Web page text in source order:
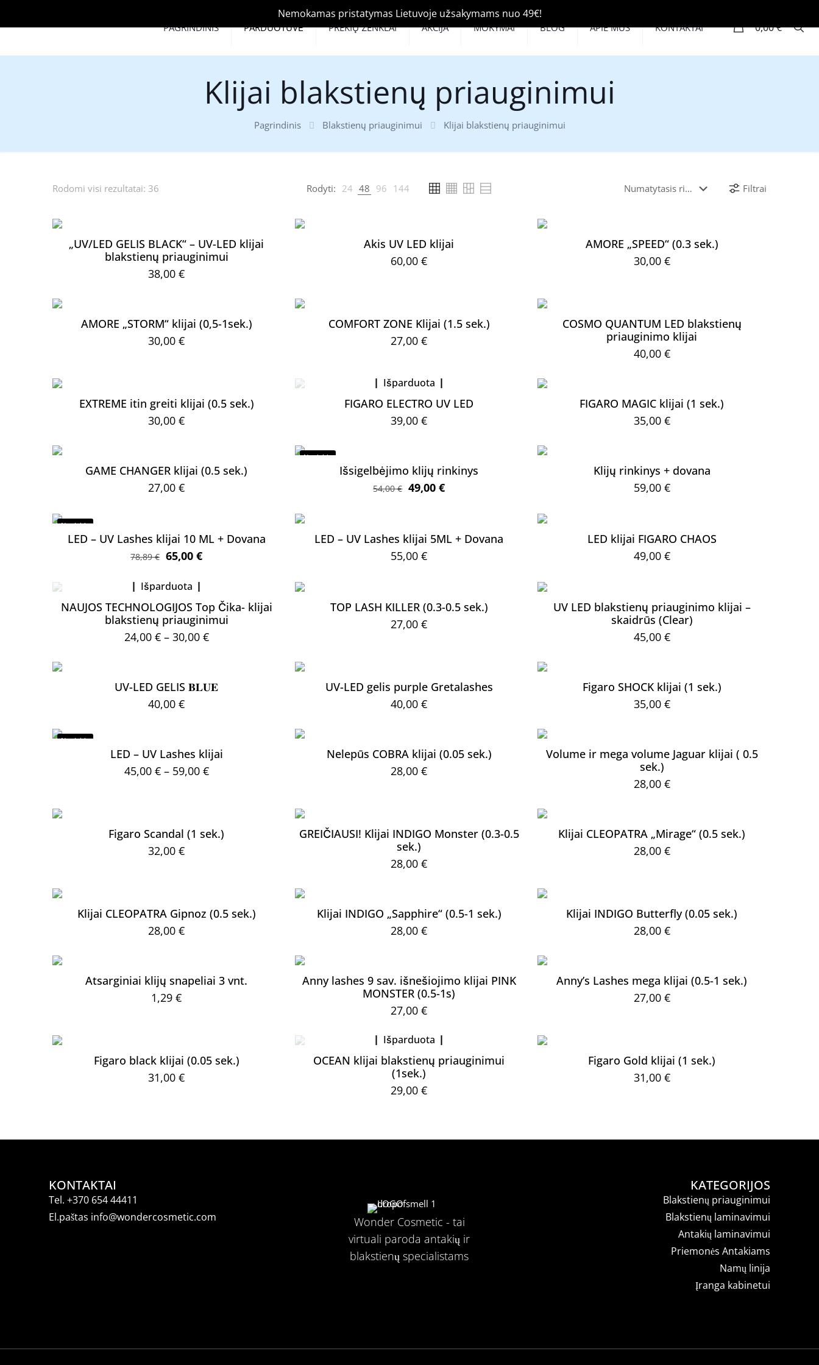
PAGRINDINIS PARDUOTUVĖ PREKIŲ ŽENKLAI AKCIJA MOKYMAI BLOG APIE MUS KONTAKTAI 0,00 €
Klijai blakstienų priauginimui
Pagrindinis Blakstienų priauginimui Klijai blakstienų priauginimui
Rodomi visi rezultatai: 36 Rodyti: 24 48 96 144 Filtrai
„UV/LED GELIS BLACK“ – UV-LED klijai
blakstienų priauginimui
38,00€
Akis UV LED klijai
60,00€
AMORE „SPEED“ (0.3 sek.)
30,00 €
AMORE „STORM“ klijai (0,5-1sek.)
30,00€
COMFORT ZONE Klijai (1.5 sek.)
27,00€
COSMO QUANTUM LED blakstienų
priauginimo klijai
40,00 €
EXTREME itin greiti klijai (0.5 sek.)
30,00€
Išparduota
FIGARO ELECTRO UV LED
39,00€
FIGARO MAGIC klijai (1 sek.)
35,00 €
GAME CHANGER klijai (0.5 sek.)
27,00€
Nuolaida
Išsigelbėjimo klijų rinkinys
54,00€ Original
54,00 €.
49,00€Current
49,00 €.
Klijų rinkinys + dovana
59,00 €
Nuolaida
LED – UV Lashes klijai 10 ML + Dovana
78,89€ Original
was:
78,89 €.
65,00€Current
65,00 €.
LED – UV Lashes klijai 5ML + Dovana
55,00€
LED klijai FIGARO CHAOS
49,00 €
Išparduota
NAUJOS TECHNOLOGIJOS Top Čika- klijai
blakstienų priauginimui
24,00 € – 30,00 €Price
through
has
multiple
options
may
on
the
TOP LASH KILLER (0.3-0.5 sek.)
27,00€
UV LED blakstienų priauginimo klijai –
skaidrūs (Clear)
45,00 €
UV-LED GELIS 𝐁𝐋𝐔𝐄
40,00€
UV-LED gelis purple Gretalashes
40,00€
Figaro SHOCK klijai (1 sek.)
35,00 €
Nuolaida
LED – UV Lashes klijai
45,00 € – 59,00 €Price
59,00 €
multiple
may
be
the
product
Nelepūs COBRA klijai (0.05 sek.)
28,00€
Volume ir mega volume Jaguar klijai ( 0.5
sek.)
28,00 €
Figaro Scandal (1 sek.)
32,00€
GREIČIAUSI! Klijai INDIGO Monster (0.3-0.5
sek.)
28,00€
Klijai CLEOPATRA „Mirage“ (0.5 sek.)
28,00 €
Klijai CLEOPATRA Gipnoz (0.5 sek.)
28,00€
Klijai INDIGO „Sapphire“ (0.5-1 sek.)
28,00€
Klijai INDIGO Butterfly (0.05 sek.)
28,00 €
Atsarginiai klijų snapeliai 3 vnt.
1,29€
Anny lashes 9 sav. išnešiojimo klijai PINK
MONSTER (0.5-1s)
27,00€
Anny’s Lashes mega klijai (0.5-1 sek.)
27,00 €
Figaro black klijai (0.05 sek.)
31,00€
Išparduota
OCEAN klijai blakstienų priauginimui
(1sek.)
29,00€
Figaro Gold klijai (1 sek.)
31,00 €
KONTAKTAI
Tel. +370 654 44411
El.paštas info@wondercosmetic.com
Wonder Cosmetic - tai
virtuali paroda antakių ir
blakstienų specialistams
KATEGORIJOS
Blakstienų priauginimui
Blakstienų laminavimui
Antakių laminavimui
Priemonės Antakiams
Namų linija
Įranga kabinetui
Nemokamas pristatymas Lietuvoje užsakymams nuo 49€!